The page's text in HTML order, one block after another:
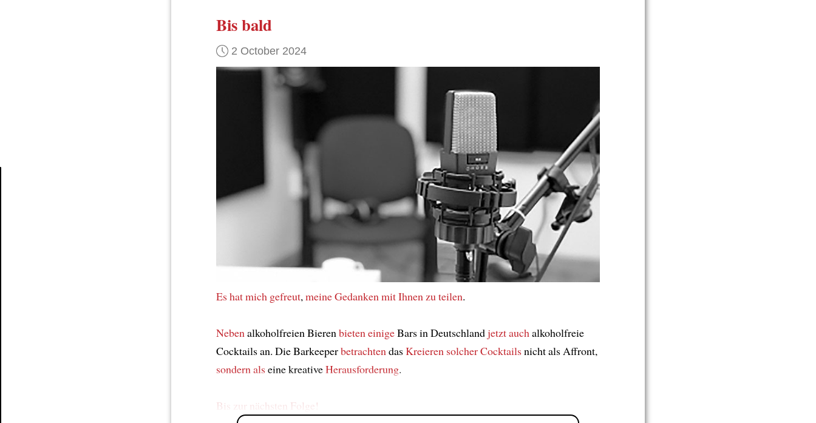
Bis bald
2 October 2024
Es hat mich gefreut, meine Gedanken mit Ihnen zu teilen.
Neben alkoholfreien Bieren bieten einigeBars in Deutschlandjetzt auch alkoholfreie
Cocktails an. Die Barkeeperbetrachten dasKreieren solcher Cocktailsnicht als Affront,
sondern als eine kreativeHerausforderung.
Bis zur nächsten Folge!